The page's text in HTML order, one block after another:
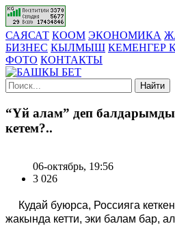
САЯСАТ КООМ ЭКОНОМИКА
БИЗНЕС КЫЛМЫШ КЕМЕНГЕР
ФОТО КОНТАКТЫ
Найти
“Үй алам” деп
кетем?..
06-октябрь, 19:56
3 026
Кудай буюрса, Россияга кет
жакында кетти, эки балам бар,